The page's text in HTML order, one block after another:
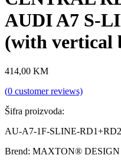
AUDI A7 S-
(with vertical
414,00 KM
(0 customer reviews)
Šifra proizvoda:
AU-A7-1F-SLINE-
Brend: MAXTON® DESIGN